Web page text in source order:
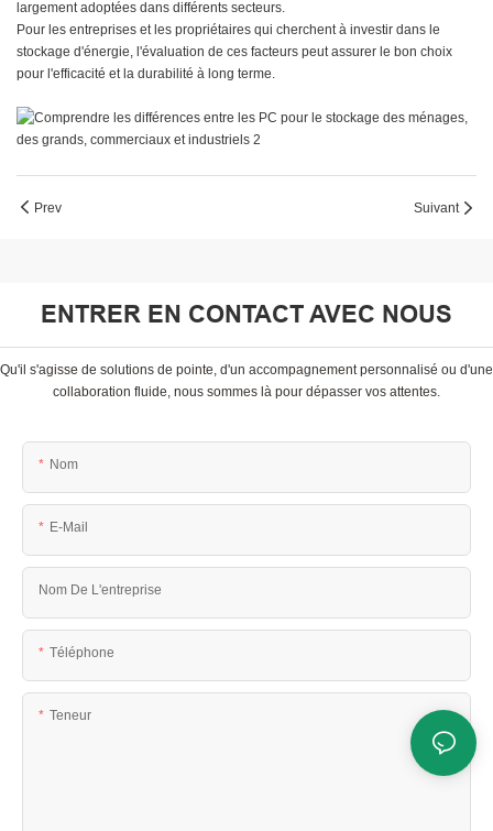
largement adoptées dans différents secteurs.
Pour les entreprises et les propriétaires qui cherchent à investir dans le
stockage d'énergie, l'évaluation de ces facteurs peut assurer le bon choix
pour l'efficacité et la durabilité à long terme.
Prev Suivant
ENTRER EN CONTACT AVEC NOUS
Qu'il s'agisse de solutions de pointe, d'un accompagnement personnalisé ou d'une
collaboration fluide, nous sommes là pour dépasser vos attentes.
Nom
E-Mail
Nom De L'entreprise
Téléphone
Teneur